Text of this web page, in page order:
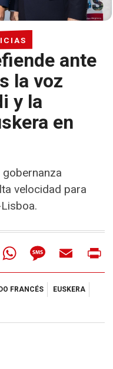
ante
la voz
y la
en
gobernanza
velocidad para
WhatsAppMessageEmail
FRANCÉS
EUSKERA